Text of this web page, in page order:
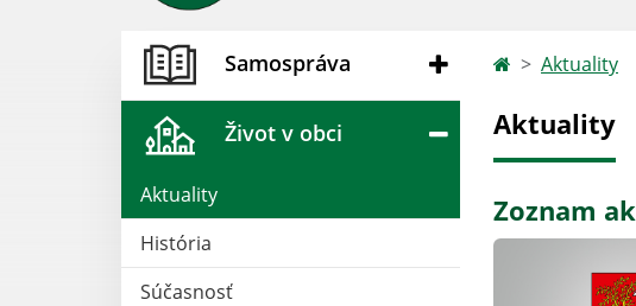
Samospráva
Život v obci
Aktuality
História
Súčasnosť
Aktuality
Aktuality
Zoznam